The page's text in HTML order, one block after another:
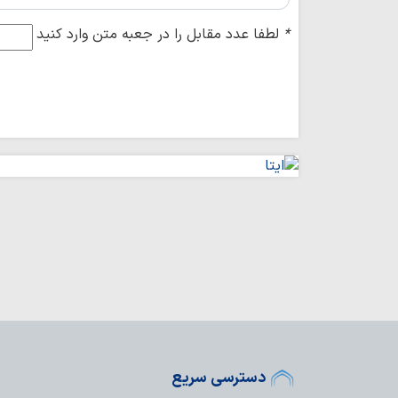
* لطفا عدد مقابل را در جعبه متن وارد کنید
دسترسی سریع